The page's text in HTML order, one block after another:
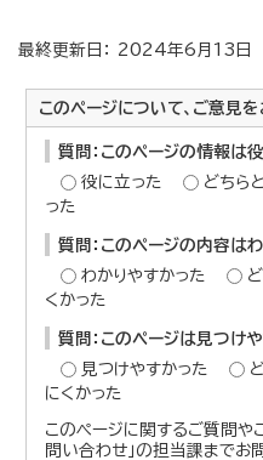
最終更新日： 2024年6月13日
このページについて、ご意見
質問：このページの情報は
役に立った
どちら
った
質問：このページの内容は
わかりやすかった
くかった
質問：このページは見つけ
見つけやすかった
にくかった
このページに関するご質問や
問い合わせ」の担当課までお